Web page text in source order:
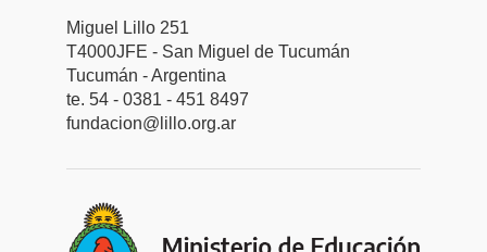
Miguel Lillo 251
T4000JFE - San Miguel de Tucumán
Tucumán - Argentina
te. 54 - 0381 - 451 8497
fundacion@lillo.org.ar